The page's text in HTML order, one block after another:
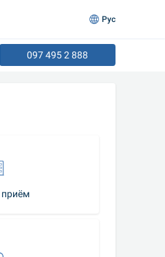
097 495 2 888
приём
Рус